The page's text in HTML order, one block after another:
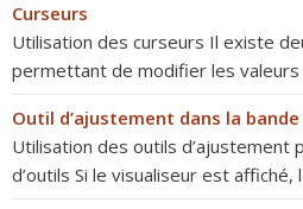
Curseurs
Utilisation des curseurs Il existe
permettant de modifier les
Outil d’ajustement dans la bande
Utilisation des outils d’ajustement
d’outils Si le visualiseur est affiché,